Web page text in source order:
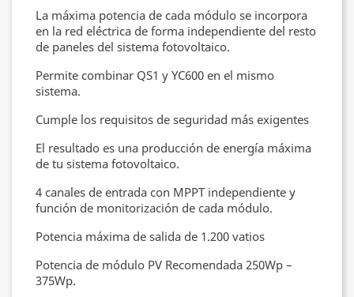
La máxima potencia de cada módulo se incorpora
en la red eléctrica de forma independiente del resto
de paneles del sistema fotovoltaico.
Permite combinar QS1 y YC600 en el mismo
sistema.
Cumple los requisitos de seguridad más exigentes
El resultado es una producción de energía máxima
de tu sistema fotovoltaico.
4 canales de entrada con MPPT independiente y
función de monitorización de cada módulo.
Potencia máxima de salida de 1.200 vatios
Potencia de módulo PV Recomendada 250Wp –
375Wp.